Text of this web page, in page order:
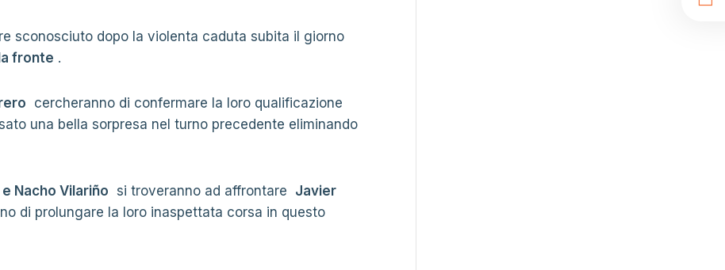
sconosciuto dopo la violenta caduta subita il giorno
fronte .
cercheranno di confermare la loro qualificazione
una bella sorpresa nel turno precedente eliminando
Nacho Vilariño si troveranno ad affrontare Javier
di prolungare la loro inaspettata corsa in questo